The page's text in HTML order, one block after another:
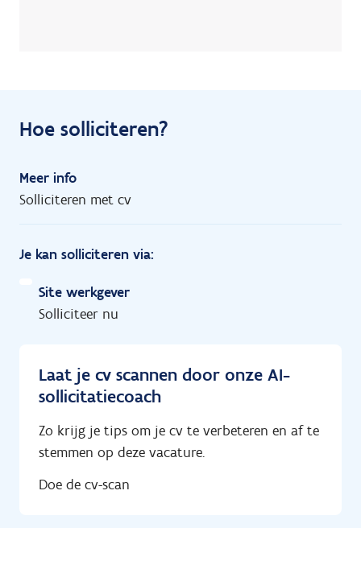
Hoe solliciteren?
Meer info
Solliciteren met cv
Je kan solliciteren via:
Site werkgever
Solliciteer nu
Laat je cv scannen door onze AI-
sollicitatiecoach
Zo krijg je tips om je cv te verbeteren en af te
stemmen op deze vacature.
Doe de cv-scan